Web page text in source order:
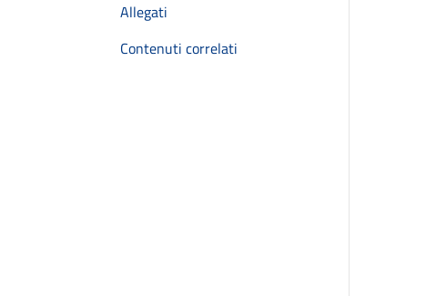
Allegati
Contenuti correlati